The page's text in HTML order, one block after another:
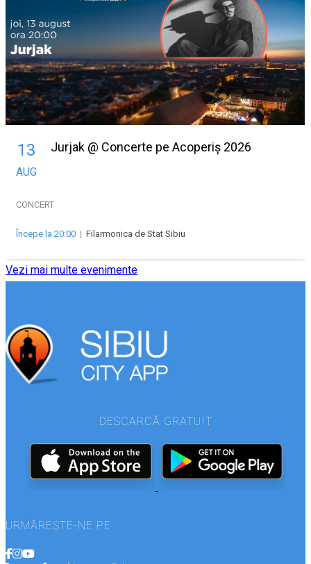
13
AUG
Jurjak @ Concerte pe Acoperiș 2026
CONCERT
Începe la 20:00 | Filarmonica de Stat Sibiu
Vezi mai multe evenimente
DESCARCĂ GRATUIT
URMĂREȘTE-NE PE